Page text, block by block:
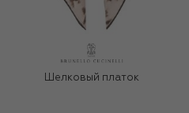
Шелковый платок